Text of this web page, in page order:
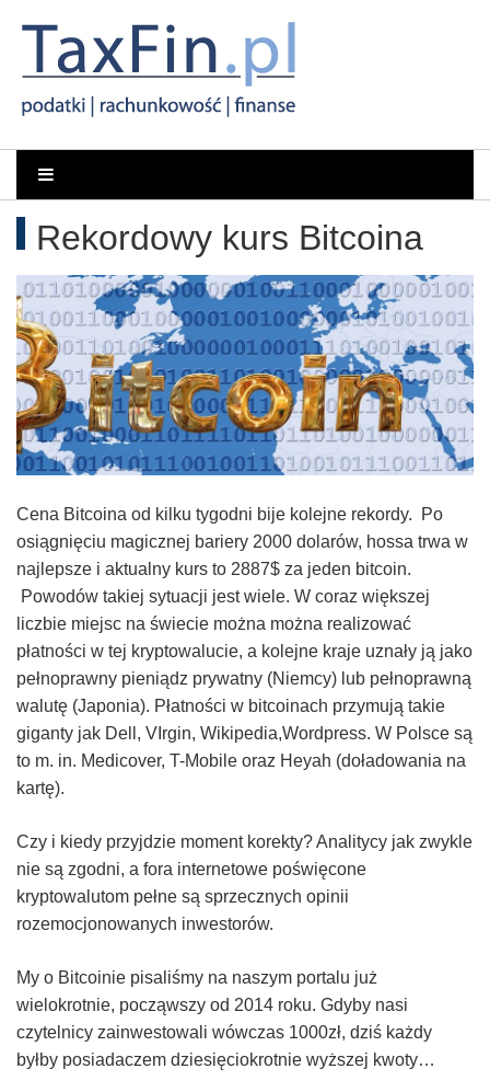
Rachunkowość,
Podatki,
VAT,
Orzeczenia
NSA
i
WSA
–
Taxfin.pl
Portal
dla
księgowych
Rekordowy kurs Bitcoina
Cena Bitcoina od kilku tygodni bije kolejne rekordy. Po
osiągnięciu magicznej bariery 2000 dolarów, hossa trwa w
najlepsze i aktualny kurs to 2887$ za jeden bitcoin.
Powodów takiej sytuacji jest wiele. W coraz większej
liczbie miejsc na świecie można można realizować
płatności w tej kryptowalucie, a kolejne kraje uznały ją jako
pełnoprawny pieniądz prywatny (Niemcy) lub pełnoprawną
walutę (Japonia). Płatności w bitcoinach przymują takie
giganty jak Dell, VIrgin, Wikipedia,Wordpress. W Polsce są
to m. in. Medicover, T-Mobile oraz Heyah (doładowania na
kartę).
Czy i kiedy przyjdzie moment korekty? Analitycy jak zwykle
nie są zgodni, a fora internetowe poświęcone
kryptowalutom pełne są sprzecznych opinii
rozemocjonowanych inwestorów.
My o Bitcoinie pisaliśmy na naszym portalu już
wielokrotnie, począwszy od 2014 roku. Gdyby nasi
czytelnicy zainwestowali wówczas 1000zł, dziś każdy
byłby posiadaczem dziesięciokrotnie wyższej kwoty…